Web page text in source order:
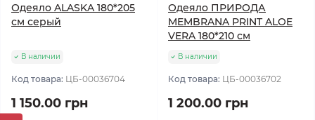
Одеяло ALASKA 180*205
см серый
В наличии
Код товара: ЦБ-00036704
1 150.00 грн
Одеяло ПРИРОДА
MEMBRANA PRINT ALOE
VERA 180*210 см
В наличии
Код товара: ЦБ-00036702
1 200.00 грн